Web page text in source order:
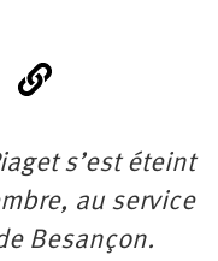
s’est éteint
au service
Besançon.